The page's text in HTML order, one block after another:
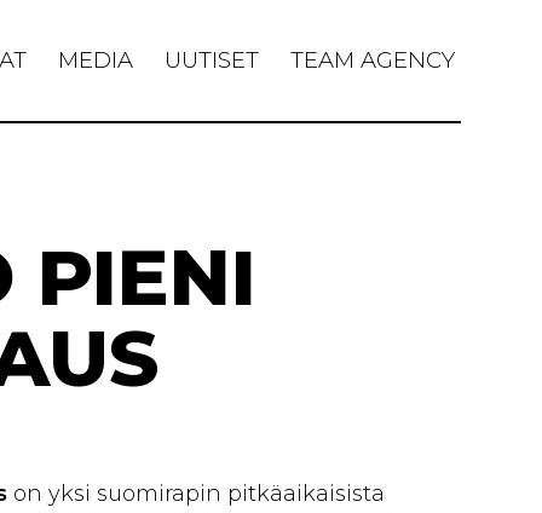
MEDIA UUTISET TEAM AGENCY
PIENI
on yksi suomirapin pitkäaikaisista